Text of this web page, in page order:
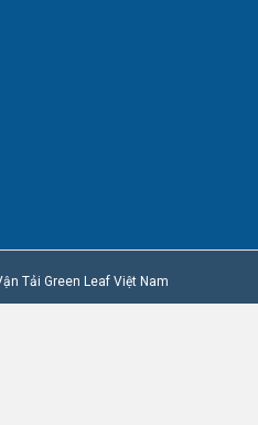
Tải Green Leaf Việt Nam